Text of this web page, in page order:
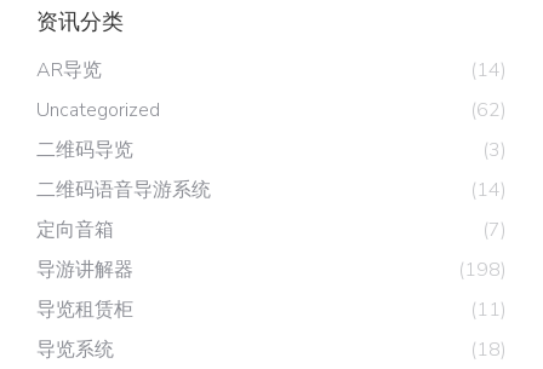
资讯分类
AR导览
(14)
Uncategorized
(62)
二维码导览
(3)
二维码语音导游系统
(14)
定向音箱
(7)
导游讲解器
(198)
导览租赁柜
(11)
导览系统
(18)